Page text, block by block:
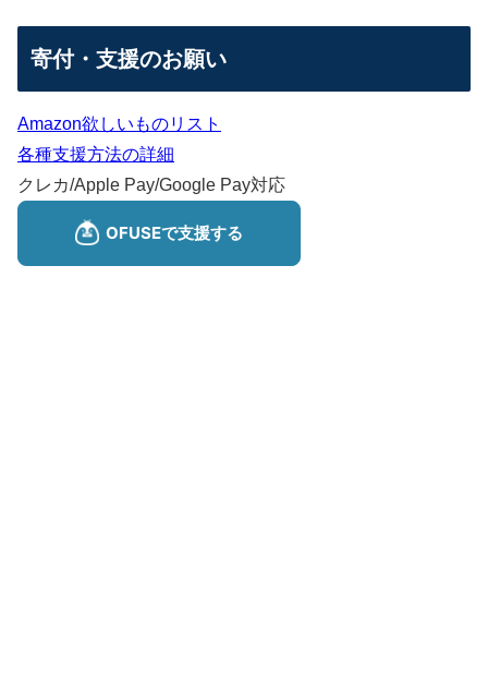
寄付・支援のお願い
Amazon欲しいものリスト
各種支援方法の詳細
クレカ/Apple Pay/Google Pay対応